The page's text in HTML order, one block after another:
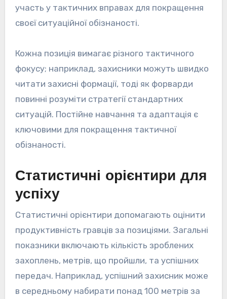
участь у тактичних вправах для покращення
своєї ситуаційної обізнаності.
Кожна позиція вимагає різного тактичного
фокусу; наприклад, захисники можуть швидко
читати захисні формації, тоді як форварди
повинні розуміти стратегії стандартних
ситуацій. Постійне навчання та адаптація є
ключовими для покращення тактичної
обізнаності.
Статистичні орієнтири для
успіху
Статистичні орієнтири допомагають оцінити
продуктивність гравців за позиціями. Загальні
показники включають кількість зроблених
захоплень, метрів, що пройшли, та успішних
передач. Наприклад, успішний захисник може
в середньому набирати понад 100 метрів за